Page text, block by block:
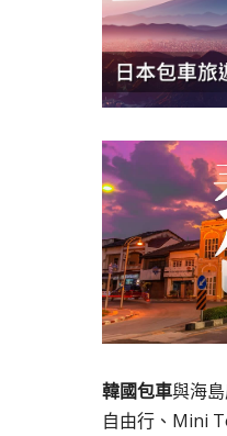
韓國包車與海
自由行、Mini